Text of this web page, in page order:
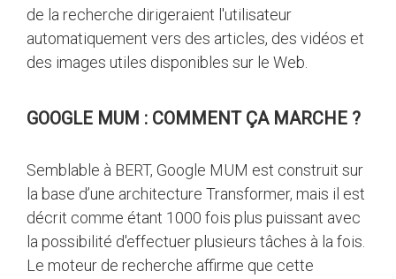
de la recherche dirigeraient l'utilisateur
automatiquement vers des articles, des vidéos et
des images utiles disponibles sur le Web.
GOOGLE MUM : COMMENT ÇA MARCHE ?
Semblable à BERT, Google MUM est construit sur
la base d’une architecture Transformer, mais il est
décrit comme étant 1000 fois plus puissant avec
la possibilité d'effectuer plusieurs tâches à la fois.
Le moteur de recherche affirme que cette